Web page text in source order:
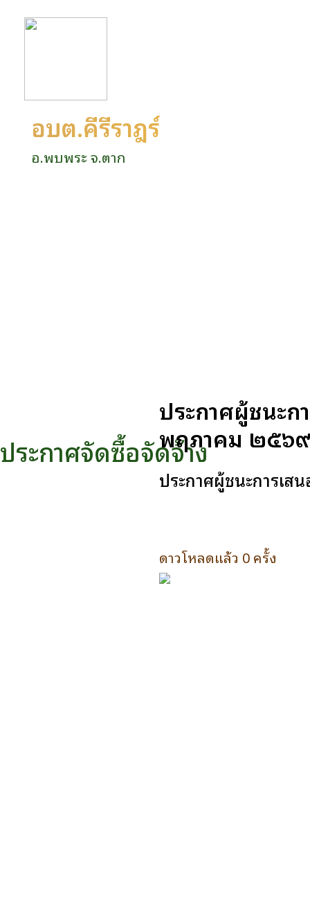
อบต.คีรีราษฎร์
อ.พบพระ จ.ตาก
ประกาศจัดซื้อจัดจ้าง
ประกาศผู้ชนะก
พฤษภาคม ๒๕๖๙
ประกาศผู้ชนะการเส
ดาวโหลดแล้ว 0 ครั้ง